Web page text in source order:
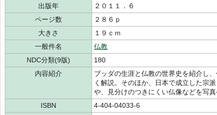
出版年
２０１１．６
ページ数
２８６ｐ
大きさ
１９ｃｍ
一般件名
仏教
NDC分類(9版)
180
内容紹介
ブッダの生涯と仏教の世界史を紹介し
く解説。そのほか、日本で成立した宗
や、見分けのつきにくい仏像などを写
ISBN
4-404-04033-6